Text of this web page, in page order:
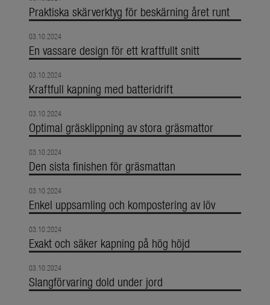
Praktiska skärverktyg för beskärning året runt
03.10.2024
En vassare design för ett kraftfullt snitt
03.10.2024
Kraftfull kapning med batteridrift
03.10.2024
Optimal gräsklippning av stora gräsmattor
03.10.2024
Den sista finishen för gräsmattan
03.10.2024
Enkel uppsamling och kompostering av löv
03.10.2024
Exakt och säker kapning på hög höjd
03.10.2024
Slangförvaring dold under jord